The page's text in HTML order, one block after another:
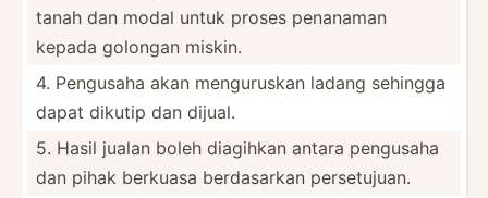
tanah dan modal untuk proses penanaman
kepada golongan miskin.
4. Pengusaha akan mengur­uskan ladang sehingga
dapat dikutip dan dijual.
5. Hasil jualan boleh diagihkan antara pengusaha
dan pihak berkuasa berdas­arkan perset­ujuan.